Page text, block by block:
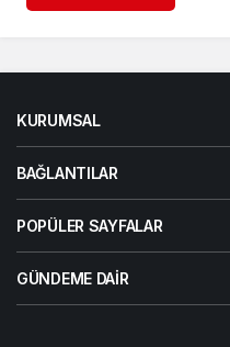
KURUMSAL
BAĞLANTILAR
POPÜLER SAYFALAR
GÜNDEME DAIR